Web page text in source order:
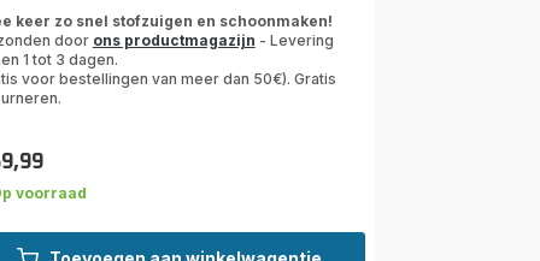
keer zo snel stofzuigen en schoonmaken!
door ons productmagazijn - Levering
1 tot 3 dagen.
voor bestellingen van meer dan 50€). Gratis
voorraad